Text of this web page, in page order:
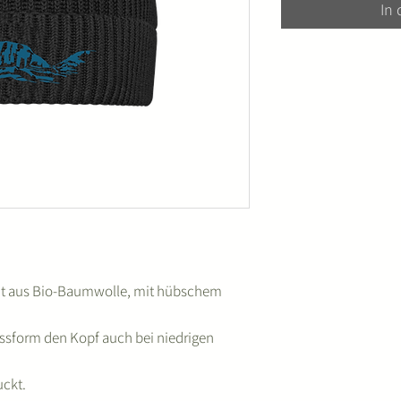
aus Bio-Baumwolle, mit hübschem
den Kopf auch bei niedrigen
In